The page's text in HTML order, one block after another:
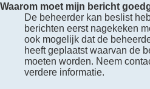
Waarom moet mijn bericht
De beheerder kan beslist
berichten eerst nagekeken
ook mogelijk dat de
heeft geplaatst waarvan de
moeten worden. Neem
verdere informatie.